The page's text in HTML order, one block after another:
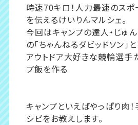
時速70キロ！人力最速のスポ
を伝えるけいりんマルシェ。
今回はキャンプの達人・じゅ
の「ちゃんねるダビッドソン」
アウトドア大好きな競輪選手
プ飯を作る
キャンプといえばやっぱり肉
シピをお教えします。